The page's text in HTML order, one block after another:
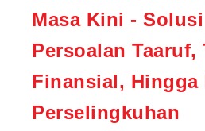
Masa Kini -
Persoalan Taaruf,
Finansial, Hingga
Perselingkuhan